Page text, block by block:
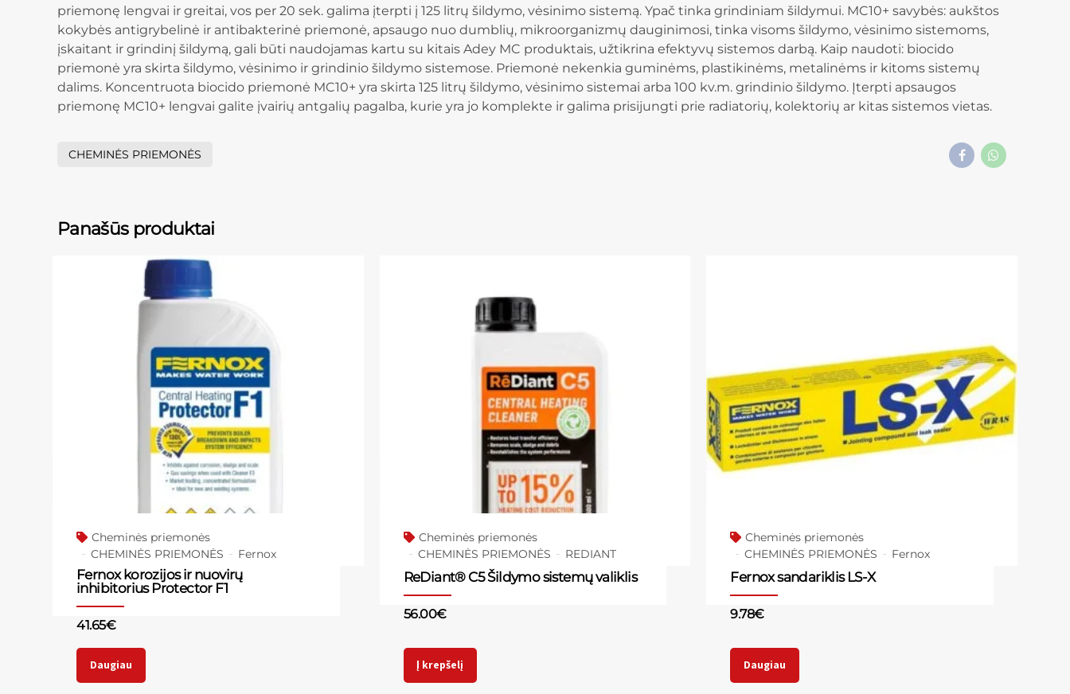
priemonę lengvai ir greitai, vos per 20 sek. galima įterpti į 125 litrų šildymo, vėsinimo sistemą. Ypač tinka grindiniam šildymui. MC10+ savybės: aukštos
kokybės antigrybelinė ir antibakterinė priemonė, apsaugo nuo dumblių, mikroorganizmų dauginimosi, tinka visoms šildymo, vėsinimo sistemoms,
įskaitant ir grindinį šildymą, gali būti naudojamas kartu su kitais Adey MC produktais, užtikrina efektyvų sistemos darbą. Kaip naudoti: biocido
priemonė yra skirta šildymo, vėsinimo ir grindinio šildymo sistemose. Priemonė nekenkia guminėms, plastikinėms, metalinėms ir kitoms sistemų
dalims. Koncentruota biocido priemonė MC10+ yra skirta 125 litrų šildymo, vėsinimo sistemai arba 100 kv.m. grindinio šildymo. Įterpti apsaugos
priemonę MC10+ lengvai galite įvairių antgalių pagalba, kurie yra jo komplekte ir galima prisijungti prie radiatorių, kolektorių ar kitas sistemos vietas.
CHEMINĖS PRIEMONĖS
Panašūs produktai
Cheminės priemonės
CHEMINĖS PRIEMONĖS
Fernox
Fernox korozijos ir nuovirų
inhibitorius Protector F1
41.65€
Daugiau
Cheminės priemonės
CHEMINĖS PRIEMONĖS
REDIANT
ReDiant® C5 Šildymo sistemų valiklis
56.00€
Į krepšelį
Cheminės priemonės
CHEMINĖS PRIEMONĖS
Fernox
Fernox sandariklis LS-X
9.78€
Daugiau